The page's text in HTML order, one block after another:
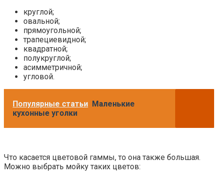
круглой;
овальной;
прямоугольной;
трапециевидной;
квадратной;
полукруглой;
асимметричной;
угловой.
Популярные статьи Маленькие
кухонные уголки
Что касается цветовой гаммы, то она также большая.
Можно выбрать мойку таких цветов: